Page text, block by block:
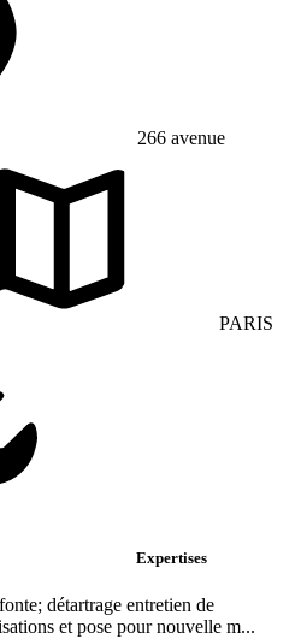
266 avenue
PARIS
Expertises
détartrage entretien de
et pose pour nouvelle m...